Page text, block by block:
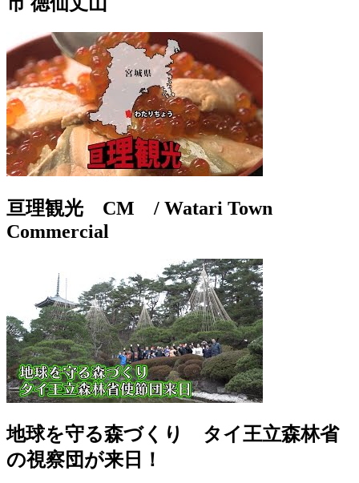
亘理観光 CM / Watari Town
Commercial
地球を守る森づくり タイ王立森林省
の視察団が来日！